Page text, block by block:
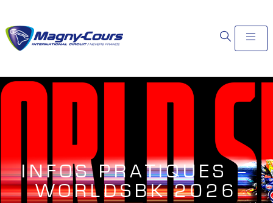
INFOS PRATIQUES –
WORLDSBK 2026